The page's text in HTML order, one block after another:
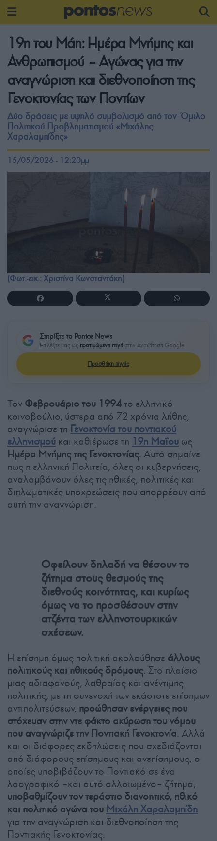
19η του Μάη: Ημέρα Μνήμης και
Ανθρωπισμού – Αγώνας για την
αναγνώριση και διεθνοποίηση της
Γενοκτονίας των Ποντίων
Δύο δράσεις με υψηλό συμβολισμό από τον Όμιλο
Πολιτικού Προβληματισμού «Μιχάλης
Χαραλαμπίδης»
15/05/2026 - 12:20μμ
(Φωτ.-εικ.: Χριστίνα Κωνσταντάκη)
Στηρίξτε το Pontos News
Επιλέξτε μας ως προτιμώμενη πηγή στην Αναζήτηση Google
Προσθήκη πηγής
Τον Φεβρουάριο του 1994το ελληνικό
κοινοβούλιο, ύστερα από 72 χρόνια λήθης,
αναγνώρισε τη Γενοκτονία του ποντιακού
ελληνισμού και καθιέρωσε τη 19η Μαΐου ως
Ημέρα Μνήμης της Γενοκτονίας. Αυτό σημαίνει
πως η ελληνική Πολιτεία, όλες οι κυβερνήσεις,
αναλαμβάνουν όλες τις ηθικές, πολιτικές και
διπλωματικές υποχρεώσεις που απορρέουν από
αυτή την αναγνώριση.
Οφείλουν δηλαδή να θέσουν το
ζήτημα στους θεσμούς της
διεθνούς κοινότητας, και κυρίως
όμως να το προσθέσουν στην
ατζέντα των ελληνοτουρκικών
σχέσεων.
Η επίσημη όμως πολιτική ακολούθησε άλλους
πολιτικούς και ηθικούς δρόμους. Στο πλαίσιο
μιας αδιαφανούς, λαθραίας και ανέντιμης
πολιτικής, με τη συνενοχή των εκάστοτε επίσημων
αντιπολιτεύσεων, προώθησαν ενέργειες που
στόχευαν στην ντε φάκτο ακύρωση του νόμου
που αναγνώριζε την Ποντιακή Γενοκτονία. Αλλά
και οι διάφορες εκδηλώσεις που σχεδιάζονται
από διάφορους επίσημους και ανεπίσημους, οι
οποίες υποβιβάζουν το Ποντιακό σε ένα
λαογραφικό –και αυτό αλλοιωμένο– ζήτημα,
υποβαθμίζουν τον τεράστιο διανοητικό, ηθικό
και πολιτικό αγώνα του Μιχάλη Χαραλαμπίδη
για την αναγνώριση και διεθνοποίηση της
Ποντιακής Γενοκτονίας.